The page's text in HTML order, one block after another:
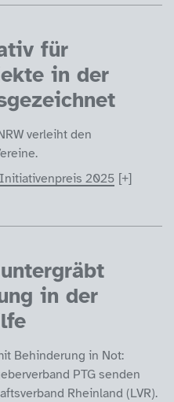
für
in der
verleiht den
2025
in der
Behinderung in Not:
PTG senden
Rheinland (LVR).